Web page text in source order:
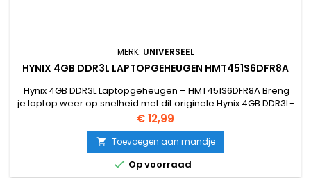
MERK: UNIVERSEEL
HYNIX 4GB DDR3L LAPTOPGEHEUGEN HMT451S6DFR8A
Hynix 4GB DDR3L Laptopgeheugen – HMT451S6DFR8A Breng
je laptop weer op snelheid met dit originele Hynix 4GB DDR3L-
geheugenmodule.Betrouwbare prestaties, lage
energieconsumptie en compatibel met vrijwel alle laptops
die DDR3L gebruiken. ✅ Belangrijkste specificaties Capaciteit:
4 GB Type: DDR3L SO-DIMM (Laptopgeheugen) Snelheid: 1600
MHz...
Prijs
€ 12,99
 Toevoegen aan mandje
 Op voorraad